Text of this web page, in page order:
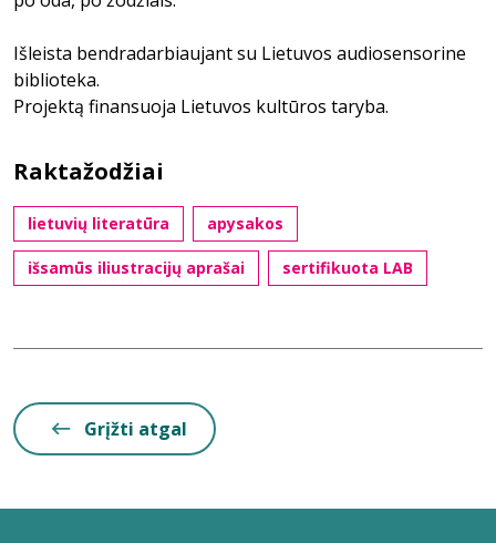
Išleista bendradarbiaujant su Lietuvos audiosensorine
biblioteka.
Projektą finansuoja Lietuvos kultūros taryba.
Raktažodžiai
lietuvių literatūra apysakos
išsamūs iliustracijų aprašai sertifikuota LAB
Grįžti atgal